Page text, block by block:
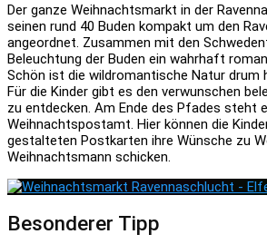
Der ganze Weihnachtsmarkt in der
seinen rund 40 Buden kompakt um den
angeordnet. Zusammen mit den
Beleuchtung der Buden ein wahrhaft
Schön ist die wildromantische Natur drum
Für die Kinder gibt es den verwunschen
zu entdecken. Am Ende des Pfades steht
Weihnachtspostamt. Hier können die
gestalteten Postkarten ihre Wünsche zu
Weihnachtsmann schicken.
Besonderer Tipp